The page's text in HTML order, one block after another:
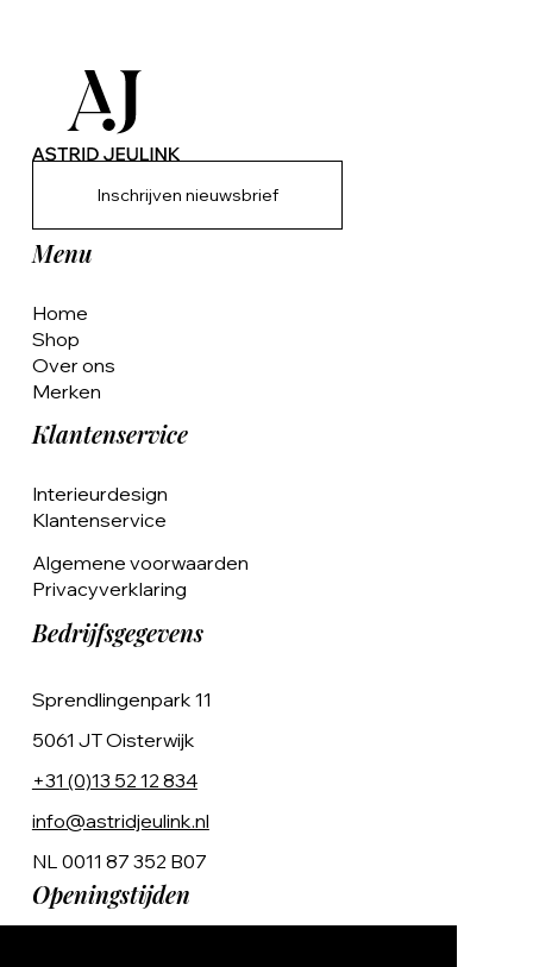
Inschrijven nieuwsbrief
Menu
Home
Shop
Over ons
Merken
Klantenservice
Interieurdesign
Klantenservice
Algemene voorwaarden
Privacyverklaring
Bedrijfsgegevens
Sprendlingenpark 11
5061 JT Oisterwijk
+31 (0)13 52 12 834
info@astridjeulink.nl
NL 0011 87 352 B07
Openingstijden